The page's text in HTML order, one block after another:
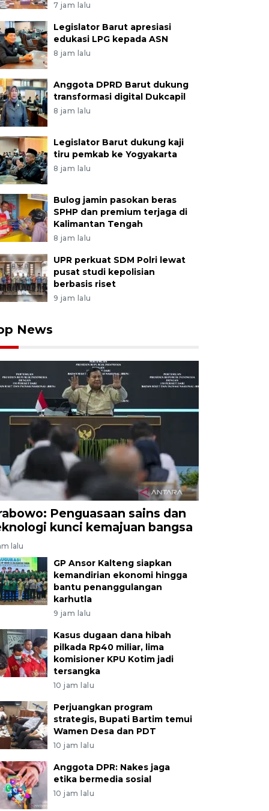
7 jam lalu
Legislator Barut apresiasi
edukasi LPG kepada ASN
8 jam lalu
Anggota DPRD Barut dukung
transformasi digital Dukcapil
8 jam lalu
Legislator Barut dukung kaji
tiru pemkab ke Yogyakarta
8 jam lalu
Bulog jamin pasokan beras
SPHP dan premium terjaga di
Kalimantan Tengah
8 jam lalu
UPR perkuat SDM Polri lewat
pusat studi kepolisian
berbasis riset
9 jam lalu
News
Penguasaan sains dan
kunci kemajuan bangsa
lalu
GP Ansor Kalteng siapkan
kemandirian ekonomi hingga
bantu penanggulangan
karhutla
9 jam lalu
Kasus dugaan dana hibah
pilkada Rp40 miliar, lima
komisioner KPU Kotim jadi
tersangka
10 jam lalu
Perjuangkan program
strategis, Bupati Bartim temui
Wamen Desa dan PDT
10 jam lalu
Anggota DPR: Nakes jaga
etika bermedia sosial
10 jam lalu